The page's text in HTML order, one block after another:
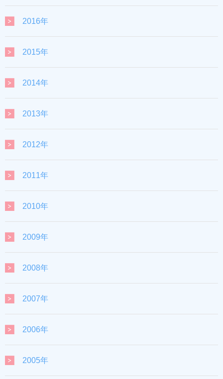
2016年
2015年
2014年
2013年
2012年
2011年
2010年
2009年
2008年
2007年
2006年
2005年